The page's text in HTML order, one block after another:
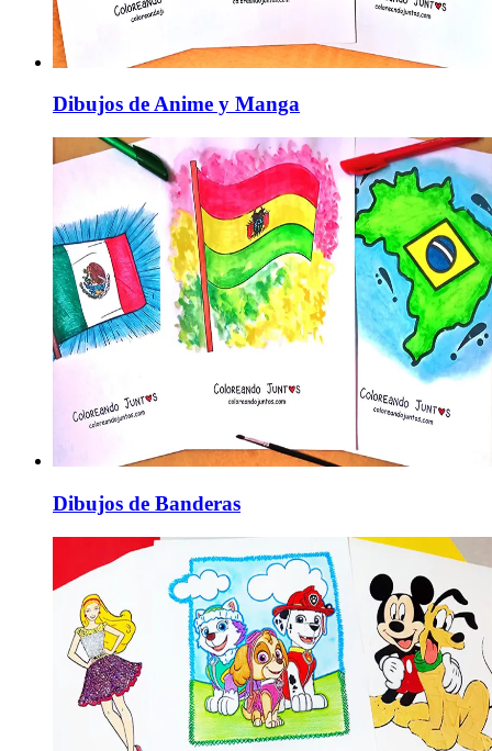
Dibujos de Anime y Manga
Dibujos de Banderas